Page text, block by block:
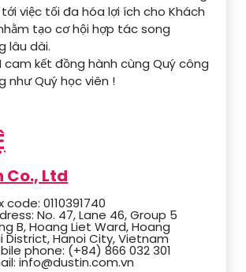
việc tối đa hóa lợi ích cho Khách
tạo cơ hội hợp tác song
lâu dài.
cam kết đồng hành cùng Quý công
như Quý học viên !
Co., Ltd
code: 0110391740
No. 47, Lane 46, Group 5
B, Hoang Liet Ward, Hoang
District, Hanoi City, Vietnam
phone: (+84) 866 032 301
info@dustin.com.vn